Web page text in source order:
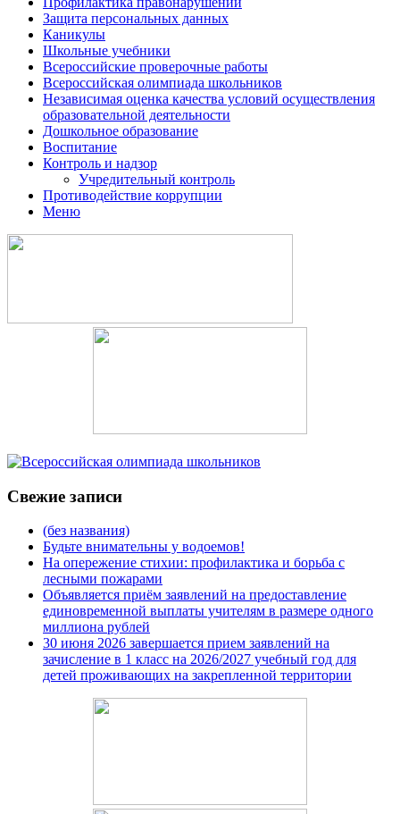
Защита персональных данных
Каникулы
Школьные учебники
Всероссийские проверочные работы
Всероссийская олимпиада школьников
Независимая оценка качества условий осуществления
образовательной деятельности
Дошкольное образование
Воспитание
Контроль и надзор
Учредительный контроль
Противодействие коррупции
Меню
Свежие записи
(без названия)
Будьте внимательны у водоемов!
На опережение стихии: профилактика и борьба с
лесными пожарами
Объявляется приём заявлений на предоставление
единовременной выплаты учителям в размере одного
миллиона рублей
30 июня 2026 завершается прием заявлений на
зачисление в 1 класс на 2026/2027 учебный год для
детей проживающих на закрепленной территории